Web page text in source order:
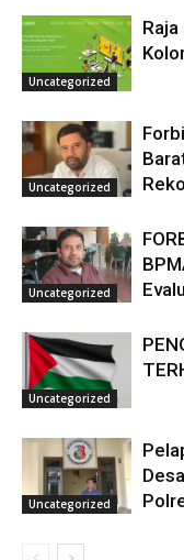
Uncategorized
Uncategorized
Uncategorized
Uncategorized
Uncategorized